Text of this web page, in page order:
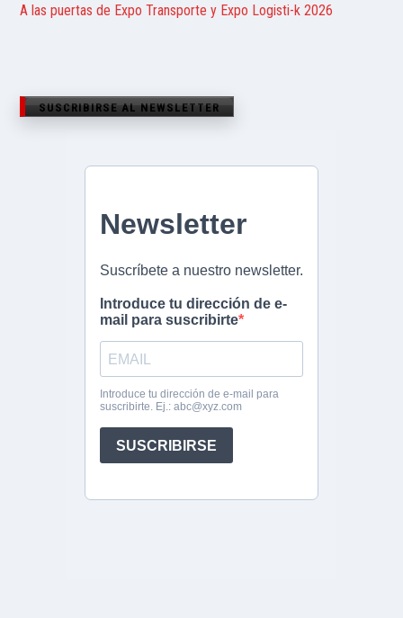
A las puertas de Expo Transporte y Expo Logisti-k 2026
SUSCRIBIRSE AL NEWSLETTER